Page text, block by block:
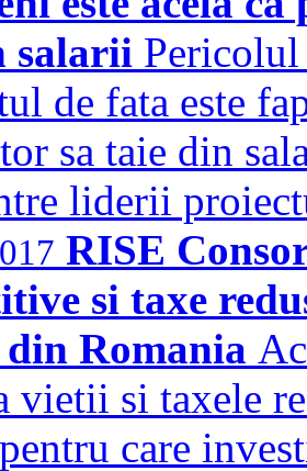
salarii
de fata este
sa taie din
liderii
RISE
si taxe
din Romania
vietii si taxele
care